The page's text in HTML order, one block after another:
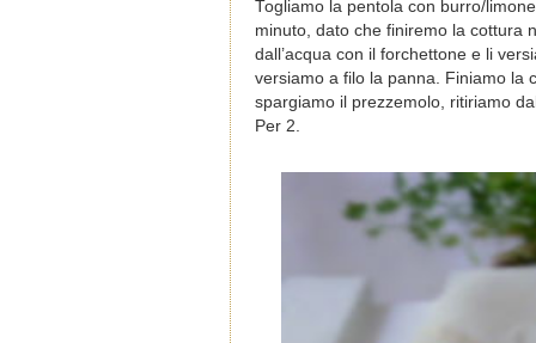
Togliamo la pentola con burro/
minuto, dato che finiremo la cottura
dall’acqua con il forchettone e li
versiamo a filo la panna. Finiamo la
spargiamo il prezzemolo, ritiriamo
Per 2.